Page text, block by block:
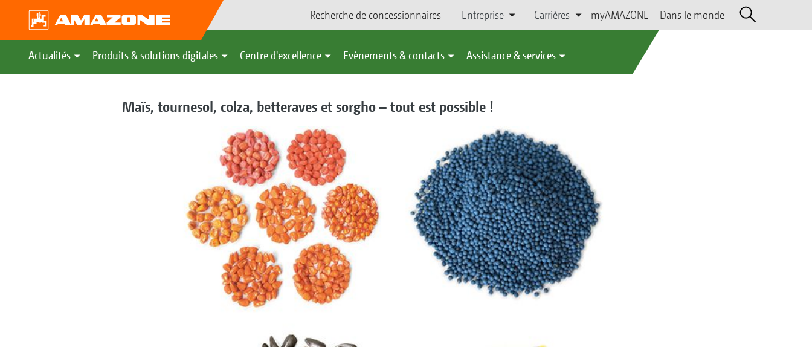
Recherche de concessionnaires Entreprise Carrières myAMAZONE Dans le monde
Actualités Produits & solutions digitales Centre d'excellence Evènements & contacts Assistance & services
Maïs, tournesol, colza, betteraves et sorgho – tout est possible !